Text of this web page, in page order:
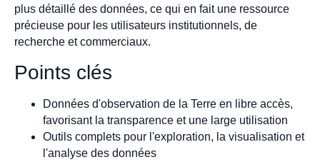
plus détaillé des données, ce qui en fait une ressource
précieuse pour les utilisateurs institutionnels, de
recherche et commerciaux.
Points clés
Données d'observation de la Terre en libre accès,
favorisant la transparence et une large utilisation
Outils complets pour l'exploration, la visualisation et
l'analyse des données